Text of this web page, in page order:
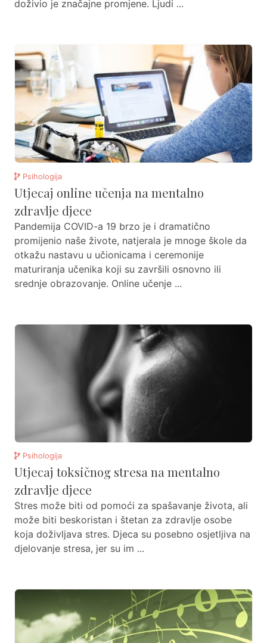
doživio je značajne promjene. Ljudi ...
Psihologija
Utjecaj online učenja na mentalno
zdravlje djece
Pandemija COVID-a 19 brzo je i dramatično
promijenio naše živote, natjerala je mnoge škole da
otkažu nastavu u učionicama i ceremonije
maturiranja učenika koji su završili osnovno ili
srednje obrazovanje. Online učenje ...
Psihologija
Utjecaj toksičnog stresa na mentalno
zdravlje djece
Stres može biti od pomoći za spašavanje života, ali
može biti beskoristan i štetan za zdravlje osobe
koja doživljava stres. Djeca su posebno osjetljiva na
djelovanje stresa, jer su im ...